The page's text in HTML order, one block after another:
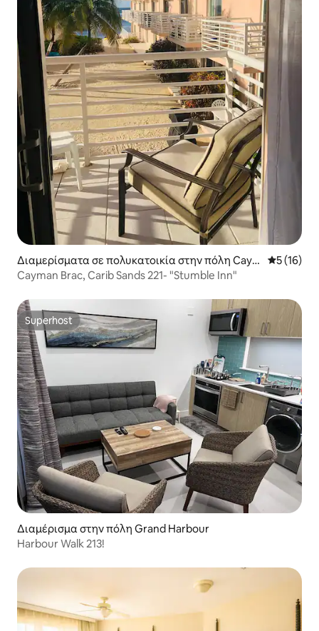
Διαμερίσματα σε πολυκατοικία στην πόλη Caym
an Brac
Μέση
5 (16)
Cayman Brac, Carib Sands 221- "Stumble Inn"
Superhost
Superhost
Διαμέρισμα στην πόλη Grand Harbour
Harbour Walk 213!